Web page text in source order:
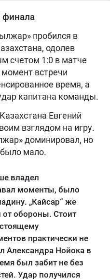
финала
пробился в
одолев
счетом 1:0 в матче
встречи
время, а
капитана команды.
Евгений
взглядом на игру.
доминировал, но
мало.
владел
моменты, было
„Кайсар“ же
обороны. Стоит
практически не
Александра Нойока в
был забит не без
Удар получился